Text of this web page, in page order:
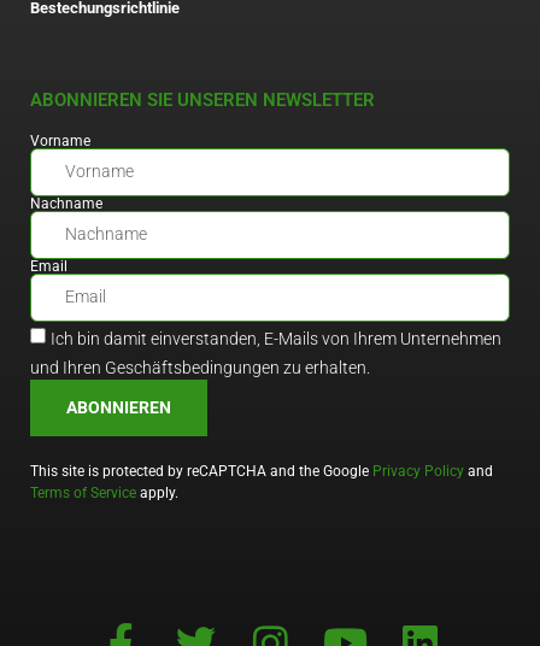
Bestechungsrichtlinie
ABONNIEREN SIE UNSEREN NEWSLETTER
Vorname
Nachname
Email
Ich bin damit einverstanden, E-Mails von Ihrem Unternehmen
und Ihren Geschäftsbedingungen zu erhalten.
ABONNIEREN
This site is protected by reCAPTCHA and the Google Privacy Policy and
Terms of Service apply.